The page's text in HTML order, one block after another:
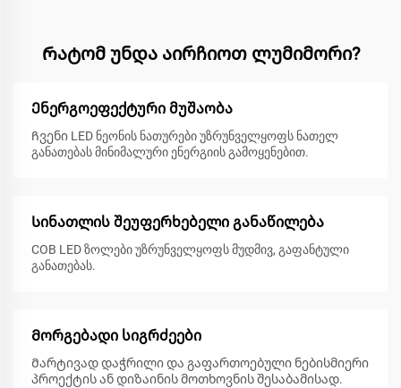
Რატომ უნდა აირჩიოთ ლუმიმორი?
Ენერგოეფექტური მუშაობა
Ჩვენი LED ნეონის ნათურები უზრუნველყოფს ნათელ
განათებას მინიმალური ენერგიის გამოყენებით.
Სინათლის შეუფერხებელი განაწილება
COB LED ზოლები უზრუნველყოფს მუდმივ, გაფანტული
განათებას.
Მორგებადი სიგრძეები
Მარტივად დაჭრილი და გაფართოებული ნებისმიერი
პროექტის ან დიზაინის მოთხოვნის შესაბამისად.